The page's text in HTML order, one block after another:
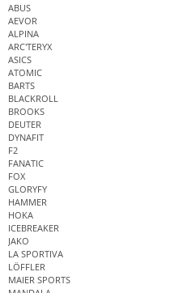
ABUS
AEVOR
ALPINA
ARC'TERYX
ASICS
ATOMIC
BARTS
BLACKROLL
BROOKS
DEUTER
DYNAFIT
F2
FANATIC
FOX
GLORYFY
HAMMER
HOKA
ICEBREAKER
JAKO
LA SPORTIVA
LÖFFLER
MAIER SPORTS